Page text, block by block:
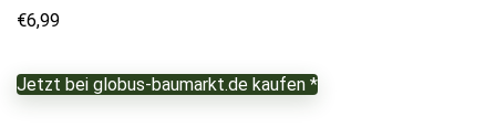
€6,99
Jetzt bei globus-baumarkt.de kaufen *